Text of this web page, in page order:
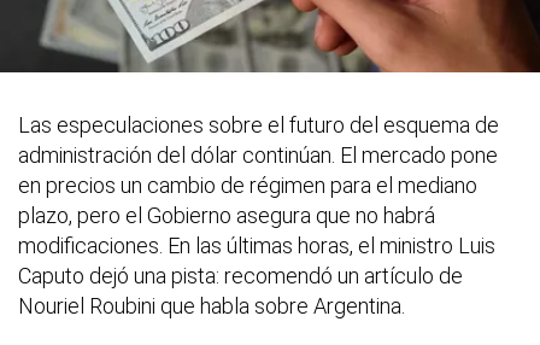
Las especulaciones sobre el futuro del esquema de
administración del dólar continúan. El mercado pone
en precios un cambio de régimen para el mediano
plazo, pero el Gobierno asegura que no habrá
modificaciones. En las últimas horas, el ministro Luis
Caputo dejó una pista: recomendó un artículo de
Nouriel Roubini que habla sobre Argentina.